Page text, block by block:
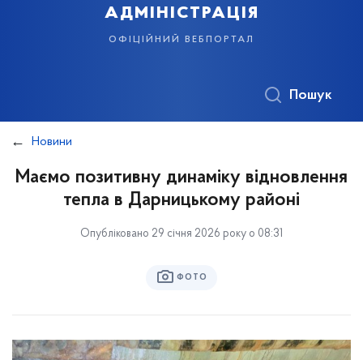
адміністрація
офіційний вебпортал
Пошук
Новини
Маємо позитивну динаміку відновлення
тепла в Дарницькому районі
Опубліковано 29 січня 2026 року о 08:31
ФОТО